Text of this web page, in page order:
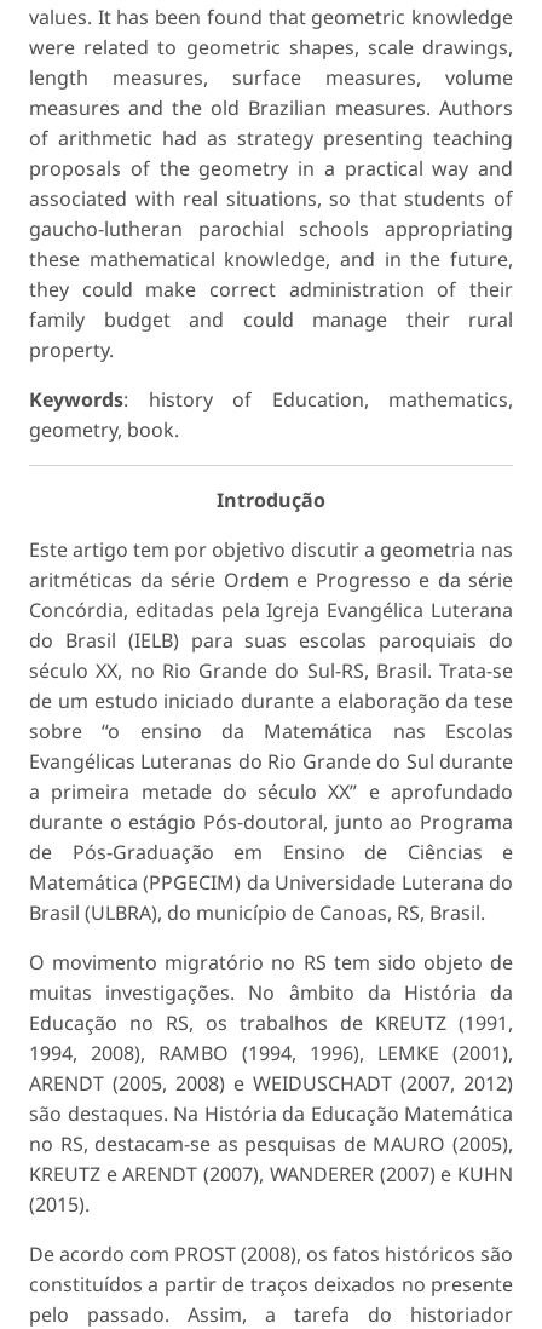
values. It has been found that geometric knowledge
were related to geometric shapes, scale drawings,
length measures, surface measures, volume
measures and the old Brazilian measures. Authors
of arithmetic had as strategy presenting teaching
proposals of the geometry in a practical way and
associated with real situations, so that students of
gaucho-lutheran parochial schools appropriating
these mathematical knowledge, and in the future,
they could make correct administration of their
family budget and could manage their rural
property.
Keywords: history of Education, mathematics,
geometry, book.
Introdução
Este artigo tem por objetivo discutir a geometria nas
aritméticas da série Ordem e Progresso e da série
Concórdia, editadas pela Igreja Evangélica Luterana
do Brasil (IELB) para suas escolas paroquiais do
século XX, no Rio Grande do Sul-RS, Brasil. Trata-se
de um estudo iniciado durante a elaboração da tese
sobre “o ensino da Matemática nas Escolas
Evangélicas Luteranas do Rio Grande do Sul durante
a primeira metade do século XX” e aprofundado
durante o estágio Pós-doutoral, junto ao Programa
de Pós-Graduação em Ensino de Ciências e
Matemática (PPGECIM) da Universidade Luterana do
Brasil (ULBRA), do município de Canoas, RS, Brasil.
O movimento migratório no RS tem sido objeto de
muitas investigações. No âmbito da História da
Educação no RS, os trabalhos de KREUTZ (1991,
1994, 2008), RAMBO (1994, 1996), LEMKE (2001),
ARENDT (2005, 2008) e WEIDUSCHADT (2007, 2012)
são destaques. Na História da Educação Matemática
no RS, destacam-se as pesquisas de MAURO (2005),
KREUTZ e ARENDT (2007), WANDERER (2007) e KUHN
(2015).
De acordo com PROST (2008), os fatos históricos são
constituídos a partir de traços deixados no presente
pelo passado. Assim, a tarefa do historiador